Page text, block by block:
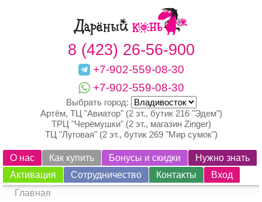
8 (423) 26-56-900
+7-902-559-08-30
+7-902-559-08-30
Выбрать город:
Артём, ТЦ "Авиатор" (2 эт., бутик 216 "Эдем")
ТРЦ "Черёмушки" (2 эт., магазин Zinger)
ТЦ "Луговая" (2 эт., бутик 269 "Мир сумок")
О нас Как купить Бонусы и скидки
Нужно знать
Активация
Сотрудничество Контакты
Вход
Главная